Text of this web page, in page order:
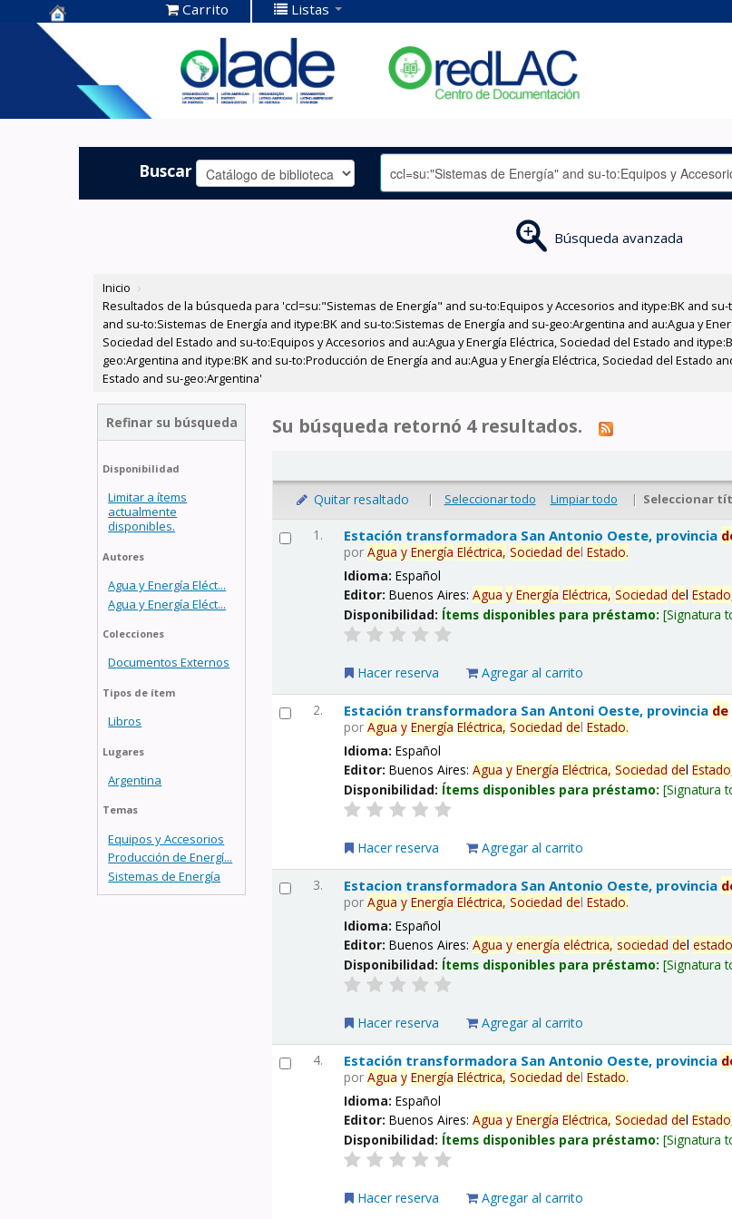
Centro de
Documentación
OLADE -
Carrito Listas
Buscar
Búsqueda avanzada
Inicio ›
Resultados de la búsqueda para 'ccl=su:"Sistemas de Energía" and su-to:Equipos y Accesorios and itype:BK and su-
and su-to:Sistemas de Energía and itype:BK and su-to:Sistemas de Energía and su-geo:Argentina and au:Agua y
Sociedad del Estado and su-to:Equipos y Accesorios and au:Agua y Energía Eléctrica, Sociedad del Estado and
geo:Argentina and itype:BK and su-to:Producción de Energía and au:Agua y Energía Eléctrica, Sociedad del Estado
Estado and su-geo:Argentina'
Refinar su búsqueda
Disponibilidad
Limitar a ítems
actualmente
disponibles.
Autores
Agua y Energía Eléct...
Agua y Energía Eléct...
Colecciones
Documentos Externos
Tipos de ítem
Libros
Lugares
Argentina
Temas
Equipos y Accesorios
Producción de Energí...
Sistemas de Energía
Su búsqueda retornó 4 resultados.
Quitar resaltado | Seleccionar todo Limpiar todo | Seleccionar
1. Estación transformadora San Antonio Oeste, provincia
porAgua y Energía Eléctrica, Sociedad delEstado.
Idioma:Español
Editor:Buenos Aires:Agua y Energía Eléctrica, Sociedad delEstado
Disponibilidad: Ítems disponibles para préstamo: Signatura
Hacer reserva Agregar al carrito
2. Estación transformadora San Antoni Oeste, provincia de
porAgua y Energía Eléctrica, Sociedad delEstado.
Idioma:Español
Editor:Buenos Aires:Agua y Energía Eléctrica, Sociedad delEstado
Disponibilidad: Ítems disponibles para préstamo: Signatura
Hacer reserva Agregar al carrito
3. Estacion transformadora San Antonio Oeste, provincia
porAgua y Energía Eléctrica, Sociedad delEstado.
Idioma:Español
Editor:Buenos Aires:Agua y energía eléctrica, sociedad delestado
Disponibilidad: Ítems disponibles para préstamo: Signatura
Hacer reserva Agregar al carrito
4. Estación transformadora San Antonio Oeste, provincia
porAgua y Energía Eléctrica, Sociedad delEstado.
Idioma:Español
Editor:Buenos Aires:Agua y Energía Eléctrica, Sociedad delEstado
Disponibilidad: Ítems disponibles para préstamo: Signatura
Hacer reserva Agregar al carrito